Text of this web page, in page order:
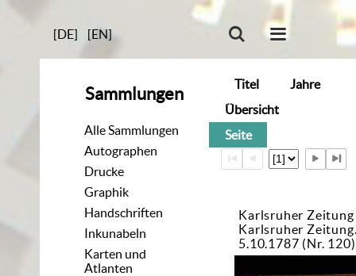
[DE] [EN]
Sammlungen
Alle Sammlungen
Autographen
Drucke
Graphik
Handschriften
Inkunabeln
Karten und
Atlanten
Titel
Jahre
Übersicht
Seite
Karlsruher Zeitung
Karlsruher
5.10.1787 (Nr. 120)